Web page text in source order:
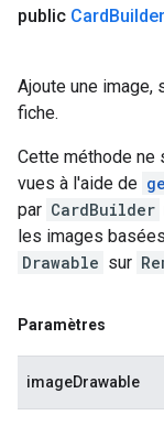
public CardBuilder
Ajoute une image,
fiche.
Cette méthode ne
vues à l'aide de
par CardBuilder
les images
Drawable sur
Paramètres
imageDrawable